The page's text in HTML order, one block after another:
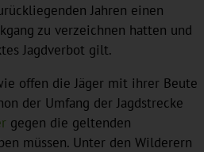
Jahren einen
zu verzeichnen hatten und
Jagdverbot gilt.
offen die Jäger mit ihrer Beute
der Umfang der Jagdstrecke
gegen die geltenden
müssen. Unter den Wilderern